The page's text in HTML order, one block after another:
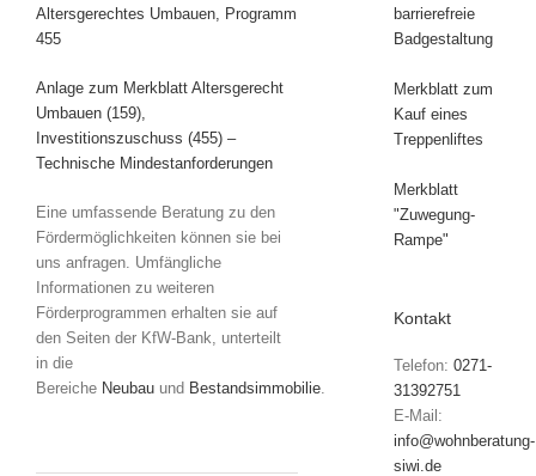
Altersgerechtes Umbauen, Programm
455
Anlage zum Merkblatt Altersgerecht
Umbauen (159),
Investitionszuschuss (455) –
Technische Mindestanforderungen
Eine umfassende Beratung zu den
Fördermöglichkeiten können sie bei
uns anfragen. Umfängliche
Informationen zu weiteren
Förderprogrammen erhalten sie auf
den Seiten der KfW-Bank, unterteilt
in die
Bereiche Neubau und Bestandsimmobilie
barrierefreie
Badgestaltung
Merkblatt zum
Kauf eines
Treppenliftes
Merkblatt
"Zuwegung-
Rampe"
Kontakt
Telefon: 0271-
31392751
E-Mail:
info@wohnberatung-
siwi.de